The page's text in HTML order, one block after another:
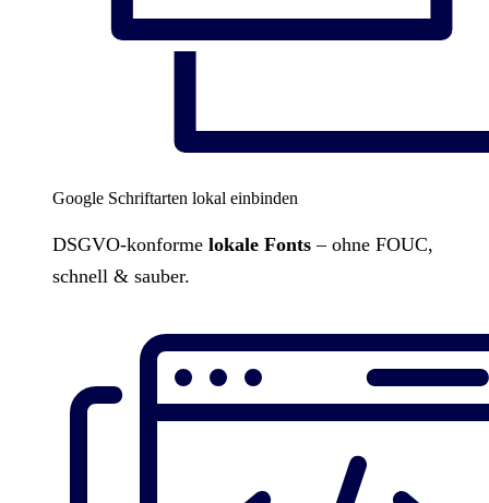
Google Schriftarten lokal einbinden
DSGVO-konforme lokale Fonts – ohne FOUC,
schnell & sauber.